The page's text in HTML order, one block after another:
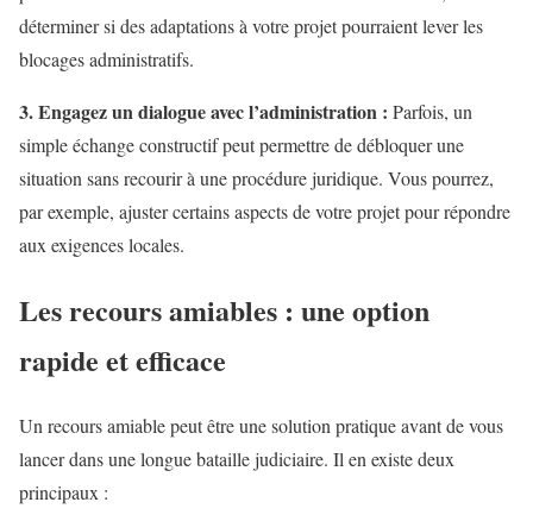
déterminer si des adaptations à votre projet pourraient lever les
blocages administratifs.
3. Engagez un dialogue avec l’administration : Parfois, un
simple échange constructif peut permettre de débloquer une
situation sans recourir à une procédure juridique. Vous pourrez,
par exemple, ajuster certains aspects de votre projet pour répondre
aux exigences locales.
Les recours amiables : une option
rapide et efficace
Un recours amiable peut être une solution pratique avant de vous
lancer dans une longue bataille judiciaire. Il en existe deux
principaux :